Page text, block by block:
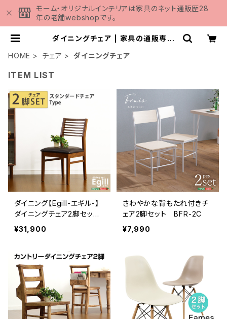
モーム・オリジナルインテリアは家具のネット通販歴28
年の老舗webshopです。
ダイニングチェア | 家具の通販専門
HOME
チェア ダイニングチェア
ITEM LIST
ダイニング【Egill-エギル-】
ダイニングチェア2脚セット
（スタンダードチェアタイプ）
SH-01EGL-CHS
¥31,900
さわやかな背もたれ付きチ
ェア2脚セット BFR-2C
¥7,990